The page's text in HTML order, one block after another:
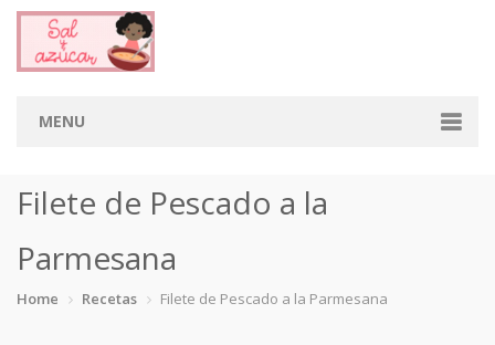
MENU
Categorias
Filete de Pescado a la
Parmesana
Home Recetas Filete de Pescado a la Parmesana